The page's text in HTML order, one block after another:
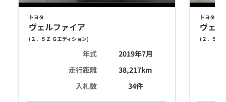
トヨタ
ヴェルファイア
( ２．５Ｚ Ｇエディション)
年式
2019年7月
走行距離
38,217km
入札数
34件
トヨタ
ヴェ
( ２．５Ｚ